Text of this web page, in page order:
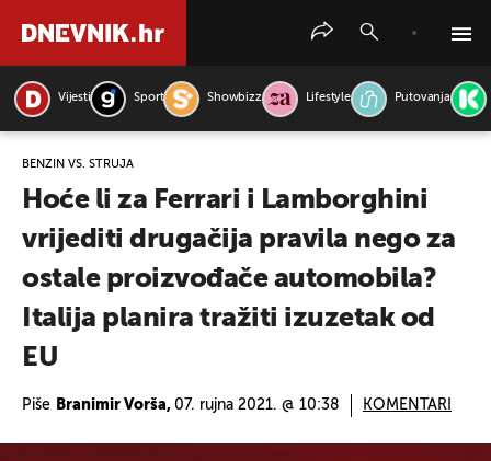
Vijesti Sport Showbizz Lifestyle Putovanja
BENZIN VS. STRUJA
Hoće li za Ferrari i Lamborghini
vrijediti drugačija pravila nego za
ostale proizvođače automobila?
Italija planira tražiti izuzetak od
EU
Piše Branimir Vorša, 07. rujna 2021. @ 10:38 KOMENTARI
PRETRAŽITE VIJESTI